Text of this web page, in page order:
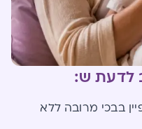
לדעת ש:
בבכי מרובה ללא